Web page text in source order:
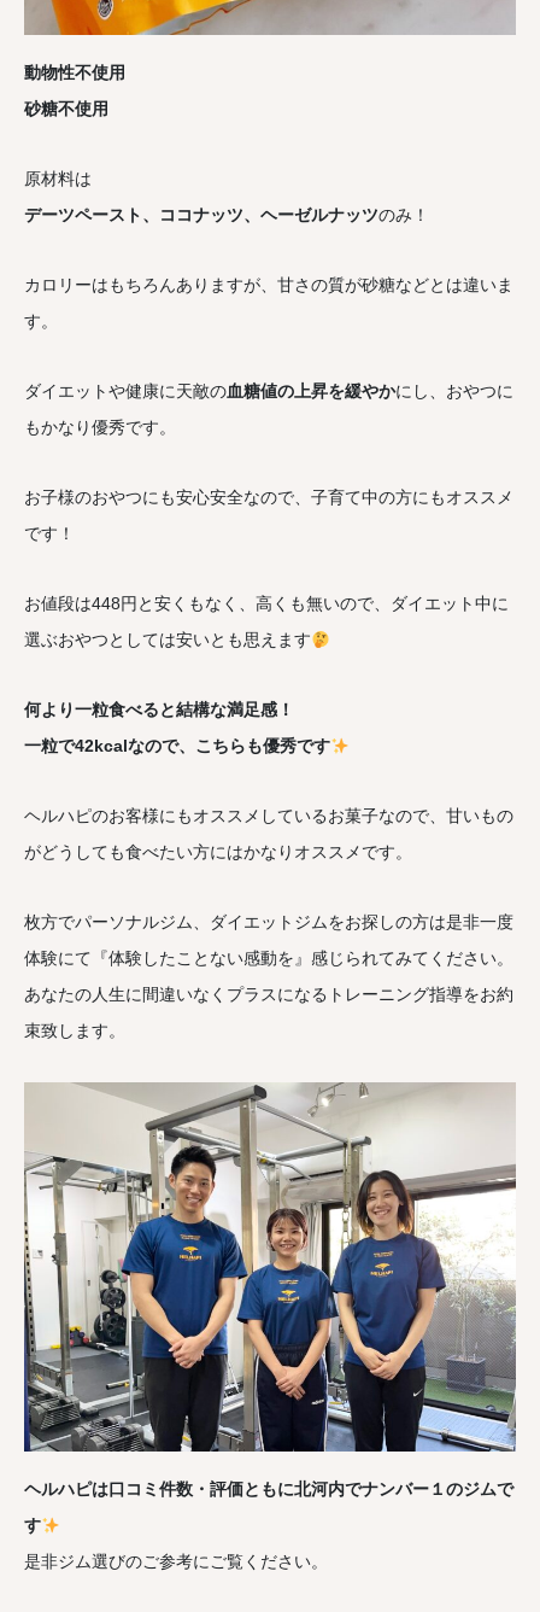
動物性不使用
砂糖不使用
原材料は
デーツペースト、ココナッツ、ヘーゼルナッツのみ！
カロリーはもちろんありますが、甘さの質が砂糖などとは違いま
す。
ダイエットや健康に天敵の血糖値の上昇を緩やかにし、おやつに
もかなり優秀です。
お子様のおやつにも安心安全なので、子育て中の方にもオススメ
です！
お値段は448円と安くもなく、高くも無いので、ダイエット中に
選ぶおやつとしては安いとも思えます
何より一粒食べると結構な満足感！
一粒で42kcalなので、こちらも優秀です
ヘルハピのお客様にもオススメしているお菓子なので、甘いもの
がどうしても食べたい方にはかなりオススメです。
枚方でパーソナルジム、ダイエットジムをお探しの方は是非一度
体験にて『体験したことない感動を』感じられてみてください。
あなたの人生に間違いなくプラスになるトレーニング指導をお約
束致します。
ヘルハピは口コミ件数・評価ともに北河内でナンバー１のジムで
す
是非ジム選びのご参考にご覧ください。